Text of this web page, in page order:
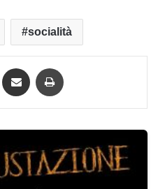
socialità
WhatsApp Condividi via mail